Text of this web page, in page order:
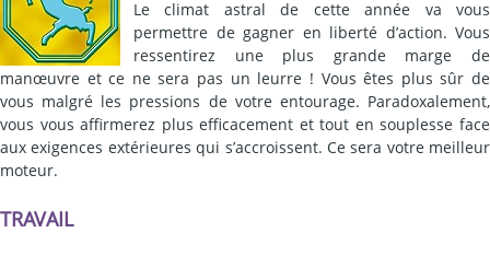
Le climat astral de cette année va vous
permettre de gagner en liberté d’action. Vous
ressentirez une plus grande marge de
manœuvre et ce ne sera pas un leurre ! Vous êtes plus sûr de
vous malgré les pressions de votre entourage. Paradoxalement,
vous vous affirmerez plus efficacement et tout en souplesse face
aux exigences extérieures qui s’accroissent. Ce sera votre meilleur
moteur.
TRAVAIL